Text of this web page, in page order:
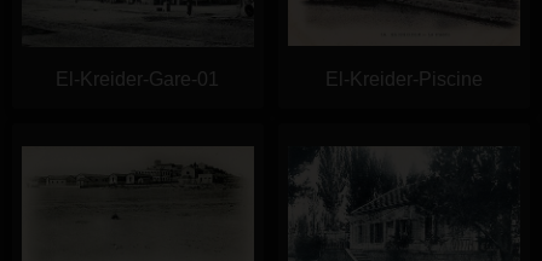
El-Kreider-Gare-01 El-Kreider-Piscine